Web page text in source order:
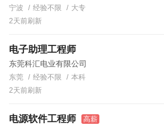
宁波 经验不限
大专
2天前刷新
电子助理工程师
东莞科汇电业有限公司
东莞 经验不限
本科
2天前刷新
电源软件工程师 高薪